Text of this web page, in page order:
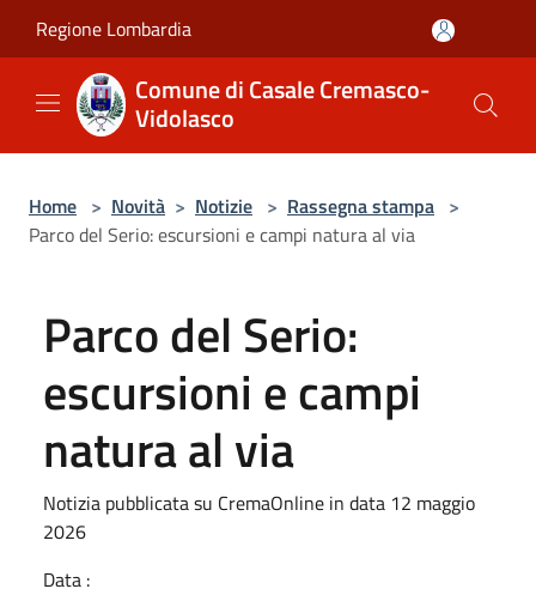
Regione Lombardia
Comune di Casale Cremasco-
Vidolasco
Home > Novità > Notizie > Rassegna stampa >
Parco del Serio: escursioni e campi natura al via
Parco del Serio:
escursioni e campi
natura al via
Notizia pubblicata su CremaOnline in data 12 maggio
2026
Data :